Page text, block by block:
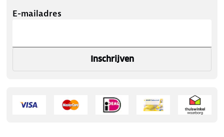
E-mailadres
Inschrijven